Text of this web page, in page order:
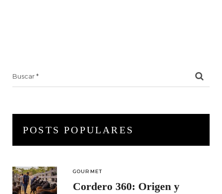
POSTS POPULARES
GOURMET
Cordero 360: Origen y